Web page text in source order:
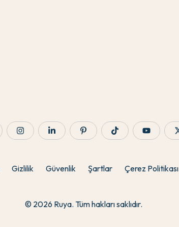
Gizlilik Güvenlik Şartlar Çerez Politikası
© 2026 Ruya. Tüm hakları saklıdır.